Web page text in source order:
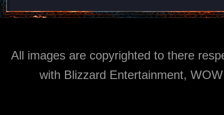
All images are copyrighted to there
with Blizzard Entertainment,